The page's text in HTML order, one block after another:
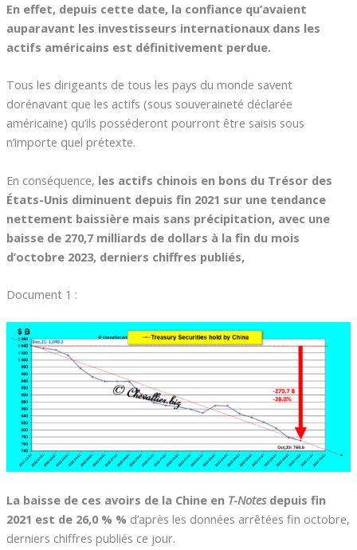
En effet, depuis cette date, la confiance qu’avaient
auparavant les investisseurs internationaux dans les
actifs américains est définitivement perdue.
Tous les dirigeants de tous les pays du monde savent
dorénavant que les actifs (sous souveraineté déclarée
américaine) qu’ils posséderont pourront être saisis sous
n’importe quel prétexte.
En conséquence, les actifs chinois en bons du Trésor des
États-Unis diminuent depuis fin 2021 sur une tendance
nettement baissière mais sans précipitation, avec une
baisse de 270,7 milliards de dollars à la fin du mois
d’octobre 2023, derniers chiffres publiés,
Document 1 :
La baisse de ces avoirs de la Chine en T-Notesdepuis fin
2021 est de 26,0 % % d’après les données arrêtées fin octobre,
derniers chiffres publiés ce jour.